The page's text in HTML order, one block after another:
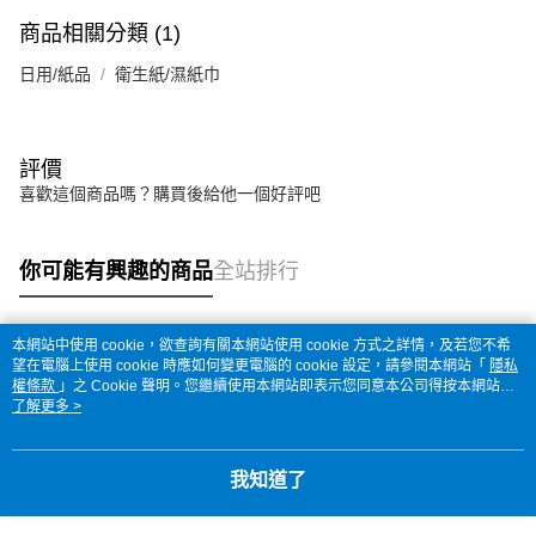
商品相關分類 (1)
日用/紙品 衛生紙/濕紙巾
評價
喜歡這個商品嗎？購買後給他一個好評吧
你可能有興趣的商品全站排行
熱門標籤
本網站中使用 cookie，欲查詢有關本網站使用 cookie 方式之詳情，及若您不希
望在電腦上使用 cookie 時應如何變更電腦的 cookie 設定，請參閱本網站「 隱私
權條款 」之 Cookie 聲明。您繼續使用本網站即表示您同意本公司得按本網站使
用條款之 Cookie 聲明使用 cookie。
了解更多 >
我知道了